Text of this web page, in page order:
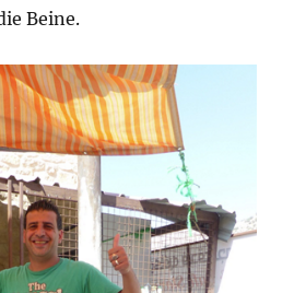
Beine.